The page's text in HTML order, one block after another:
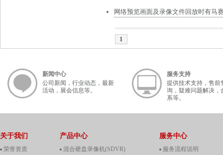
网络预览画面及录像文件回放时有马
1
新闻中心
公司新闻，行业动态，最新
活动，展会信息等。
服务支持
提供技术支持，售前
询，疑难问题解决，
系等。
关于我们
荣誉资质
产品中心
混合硬盘录像机(SDVR)
服务中心
服务流程说明